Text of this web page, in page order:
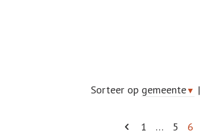
Sorteer op gemeente▼ |
1 … 5 6